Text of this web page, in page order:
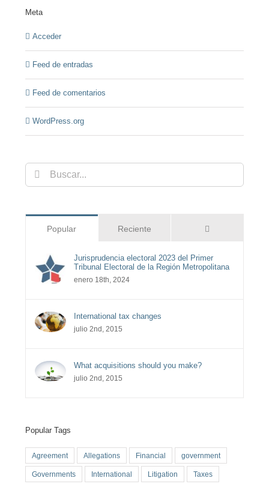
Meta
Acceder
Feed de entradas
Feed de comentarios
WordPress.org
Buscar:
Popular Reciente
Jurisprudencia electoral 2023 del Primer
Tribunal Electoral de la Región Metropolitana
enero 18th, 2024
International tax changes
julio 2nd, 2015
What acquisitions should you make?
julio 2nd, 2015
Popular Tags
Agreement Allegations Financial government
Governments International Litigation Taxes